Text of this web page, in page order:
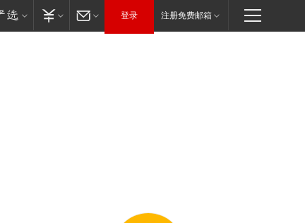
登录 注册免费邮箱